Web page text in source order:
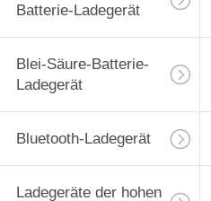
Batterie-Ladegerät
Blei-Säure-Batterie-
Ladegerät
Bluetooth-Ladegerät
Ladegeräte der hohen